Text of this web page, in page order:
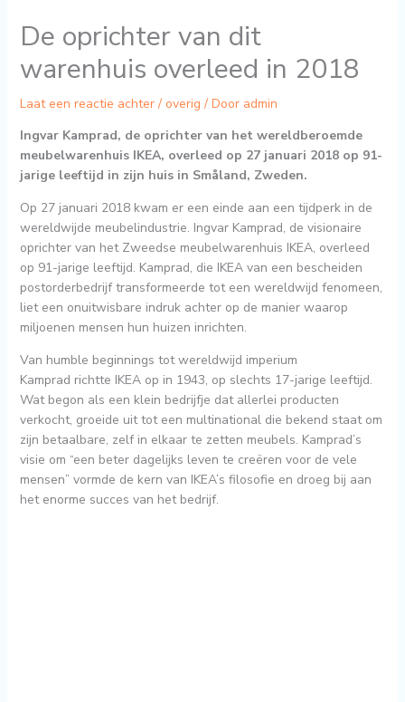
De oprichter van dit
warenhuis overleed in 2018
Laat een reactie achter / overig / Door admin
Ingvar Kamprad, de oprichter van het wereldberoemde
meubelwarenhuis IKEA, overleed op 27 januari 2018 op 91-
jarige leeftijd in zijn huis in Småland, Zweden.
Op 27 januari 2018 kwam er een einde aan een tijdperk in de
wereldwijde meubelindustrie. Ingvar Kamprad, de visionaire
oprichter van het Zweedse meubelwarenhuis IKEA, overleed
op 91-jarige leeftijd. Kamprad, die IKEA van een bescheiden
postorderbedrijf transformeerde tot een wereldwijd fenomeen,
liet een onuitwisbare indruk achter op de manier waarop
miljoenen mensen hun huizen inrichten.
Van humble beginnings tot wereldwijd imperium
Kamprad richtte IKEA op in 1943, op slechts 17-jarige leeftijd.
Wat begon als een klein bedrijfje dat allerlei producten
verkocht, groeide uit tot een multinational die bekend staat om
zijn betaalbare, zelf in elkaar te zetten meubels. Kamprad’s
visie om “een beter dagelijks leven te creëren voor de vele
mensen” vormde de kern van IKEA’s filosofie en droeg bij aan
het enorme succes van het bedrijf.